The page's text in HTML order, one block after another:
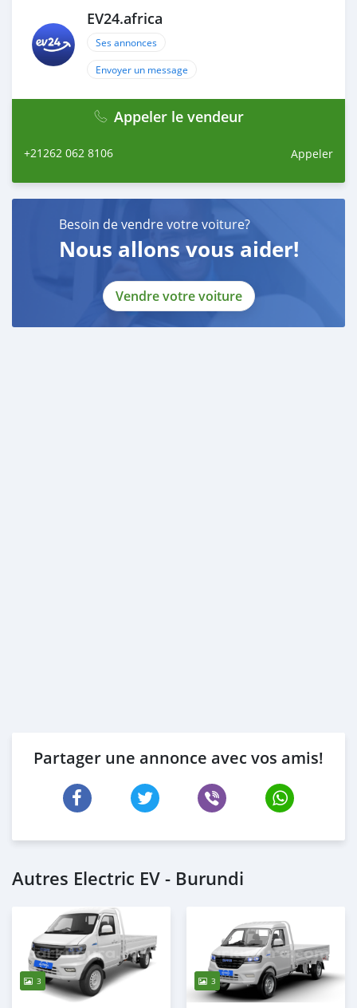
EV24.africa
Ses annonces
Envoyer un message
Appeler le vendeur
+21262 062 8106 Appeler
Besoin de vendre votre voiture?
Nous allons vous aider!
Vendre votre voiture
Partager une annonce avec vos amis!
Autres Electric EV - Burundi
3 3